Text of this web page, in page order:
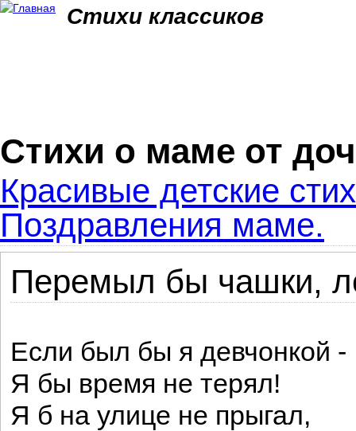
Стихи классиков
Стихи о маме от
Красивые детские
Поздравления маме.
Перемыл бы чашки,
Если был бы я девчонкой -
Я бы время не терял!
Я б на улице не прыгал,